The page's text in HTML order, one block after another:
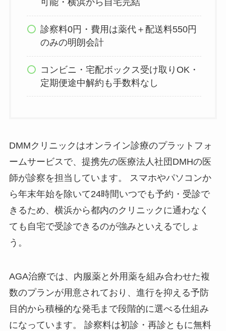
可能・横浜から自宅完結
診察料0円・費用は薬代＋配送料550円
のみの明朗会計
コンビニ・宅配ボックス受け取りOK・
定期便途中解約も手数料なし
DMMクリニックはオンライン診療のプラットフォ
ームサービスで、提携先の医療法人社団DMHの医
師が診察を担当しています。 スマホやパソコンか
ら年末年始を除いて24時間いつでも予約・受診で
きるため、横浜から都内のクリニックに通わなく
ても自宅で受診できるのが強みといえるでしょ
う。
AGA治療では、内服薬と外用薬を組み合わせた複
数のプランが用意されており、進行を抑える予防
目的から積極的な発毛まで段階的に選べる仕組み
になっています。 診察料は初診・再診ともに無料